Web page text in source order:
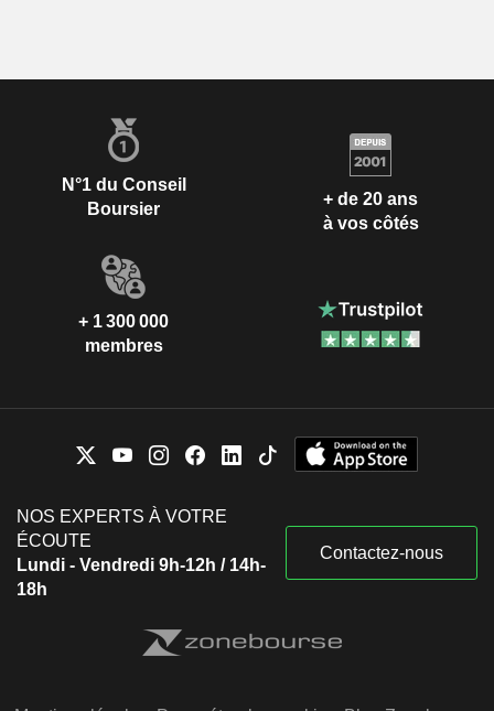
N°1 du Conseil
Boursier
+ de 20 ans
à vos côtés
+ 1 300 000
membres
NOS EXPERTS À VOTRE
ÉCOUTE
Lundi - Vendredi 9h-12h / 14h-
18h
Contactez-nous